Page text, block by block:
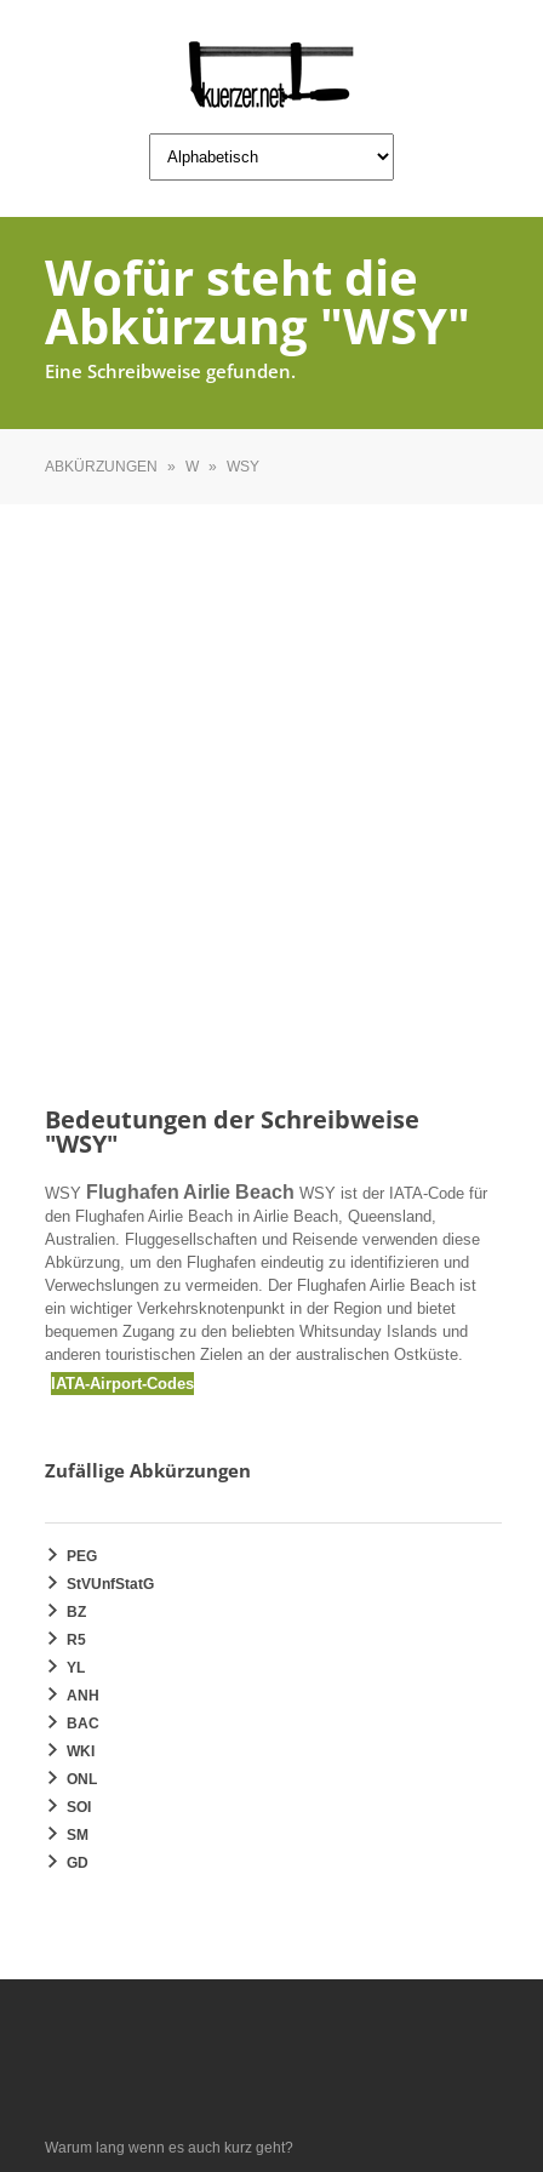
Wofür steht die
Abkürzung "WSY"
Eine Schreibweise gefunden.
ABKÜRZUNGEN » W » WSY
Bedeutungen der Schreibweise
"WSY"
WSY Flughafen Airlie Beach WSY ist der IATA-Code für
den Flughafen Airlie Beach in Airlie Beach, Queensland,
Australien. Fluggesellschaften und Reisende verwenden diese
Abkürzung, um den Flughafen eindeutig zu identifizieren und
Verwechslungen zu vermeiden. Der Flughafen Airlie Beach ist
ein wichtiger Verkehrsknotenpunkt in der Region und bietet
bequemen Zugang zu den beliebten Whitsunday Islands und
anderen touristischen Zielen an der australischen Ostküste.
IATA-Airport-Codes
Zufällige Abkürzungen
PEG
StVUnfStatG
BZ
R5
YL
ANH
BAC
WKI
ONL
SOI
SM
GD
Warum lang wenn es auch kurz geht?